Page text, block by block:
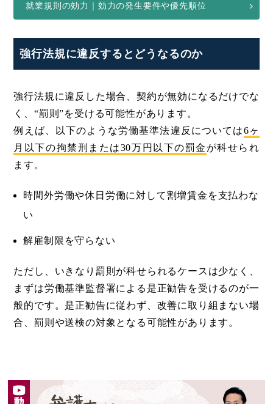
就業規則の効力｜効力の発生要件や優先順位
強行法規に違反するとどうなるのか
強行法規に違反した場合、契約が無効になるだけでな
く、“罰則”を受ける可能性があります。
例えば、以下のような労働基準法違反については6ヶ
月以下の拘禁刑または30万円以下の罰金 が科せられ
ます。
時間外労働や休日労働に対して割増賃金を支払わな
い
解雇制限を守らない
ただし、いきなり罰則が科せられるケースは少なく、
まずは労働基準監督署による是正勧告を受けるのが一
般的です。是正勧告に従わず、改善に取り組まない場
合、罰則や送検の対象となる可能性があります。